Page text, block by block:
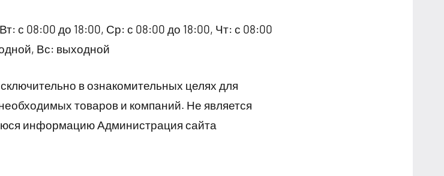
с 08:00 до 18:00, Ср: с 08:00 до 18:00, Чт: с 08:00
Вс: выходной
в ознакомительных целях для
товаров и компаний. Не является
информацию Администрация сайта